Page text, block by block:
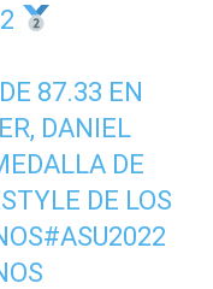
87.33 EN
DANIEL
DE
DE LOS
#ASU2022